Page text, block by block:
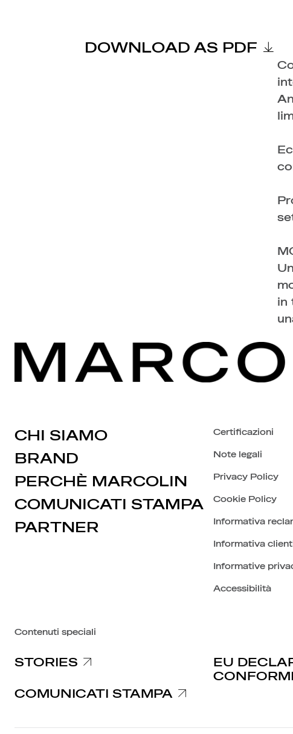
DOWNLOAD AS PDF
in
CHI SIAMO
BRAND
PERCHÈ MARCOLIN
COMUNICATI STAMPA
PARTNER
Certificazioni
Note legali
Privacy Policy
Cookie Policy
Informativa
Informativa
Informative
Accessibilità
Contenuti speciali
STORIES
EU
COMUNICATI STAMPA